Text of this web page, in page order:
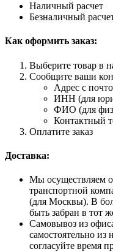
Наличный расчет
Безналичный
Как оформить заказ:
Выберите товар в
Сообщите ваши
Адрес с
ИНН (для
ФИО (для
Контактный
Оплатите заказ
Доставка:
Мы осуществляем
транспортной
(для Москвы). В
быть забран в тот
Самовывоз из
самостоятельно из
согласуйте время